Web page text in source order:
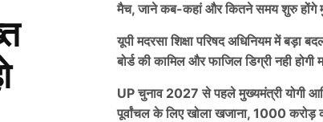
मैच, जाने कब-कहां और कितने समय शुरु होंगे
यूपी मदरसा शिक्षा परिषद अधिनियम में बड़ा
बोर्ड की कामिल और फाजिल डिग्री नही होगी
UP चुनाव 2027 से पहले मुख्यमंत्री योगी
पूर्वांचल के लिए खोला खजाना, 1000 करोड़